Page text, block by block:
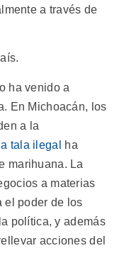
a través de
ha venido a
En Michoacán, los
a la
la tala ilegal
ha
marihuana. La
a materias
el poder de los
política, y además
acciones del